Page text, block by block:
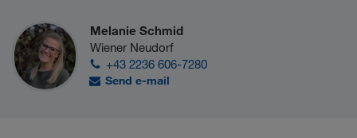
Melanie Schmid
Wiener Neudorf
+43 2236 606-7280
Send e-mail